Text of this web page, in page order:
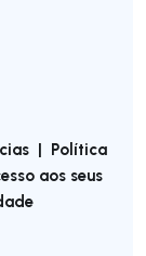
| Política
aos seus